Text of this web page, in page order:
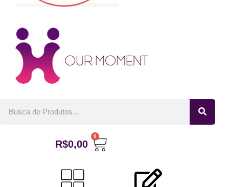
R$0,00
0